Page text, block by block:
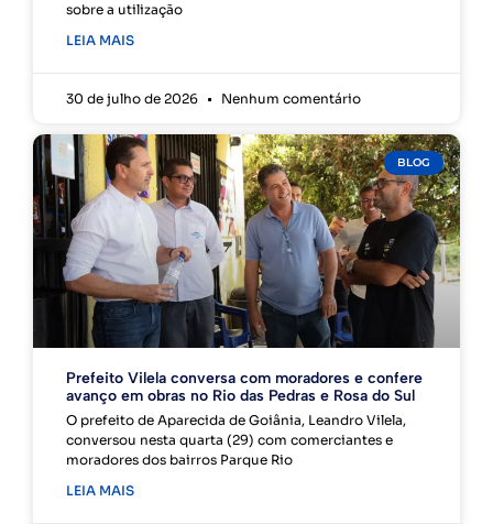
sobre a utilização
LEIA MAIS
30 de julho de 2026 Nenhum comentário
BLOG
Prefeito Vilela conversa com moradores e confere
avanço em obras no Rio das Pedras e Rosa do Sul
O prefeito de Aparecida de Goiânia, Leandro Vilela,
conversou nesta quarta (29) com comerciantes e
moradores dos bairros Parque Rio
LEIA MAIS